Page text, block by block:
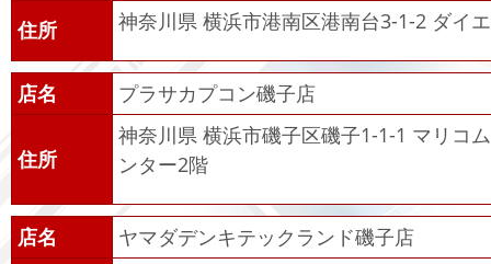
住所
神奈川県 横浜市港南区港南台3-1-2 ダイ
店名 プラサカプコン磯子店
住所
神奈川県 横浜市磯子区磯子1-1-1 マリコ
ンター2階
店名 ヤマダデンキテックランド磯子店